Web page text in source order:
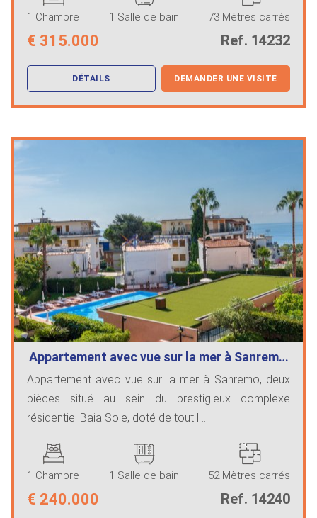
1 Chambre 1 Salle de bain 73 Mètres carrés
€ 315.000 Ref. 14232
DÉTAILS DEMANDER UNE VISITE
Appartement avec vue sur la mer à Sanrem…
Appartement avec vue sur la mer à Sanremo, deux
pièces situé au sein du prestigieux complexe
résidentiel Baia Sole, doté de tout l ...
1 Chambre 1 Salle de bain 52 Mètres carrés
€ 240.000 Ref. 14240